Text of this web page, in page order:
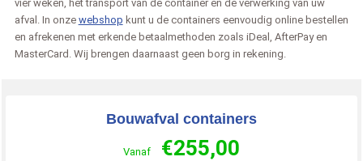
vier weken, het transport van de container en de verwerking van uw
afval. In onze webshop kunt u de containers eenvoudig online bestellen
en afrekenen met erkende betaalmethoden zoals iDeal, AfterPay en
MasterCard. Wij brengen daarnaast geen borg in rekening.
Bouwafval containers
Vanaf €255,00